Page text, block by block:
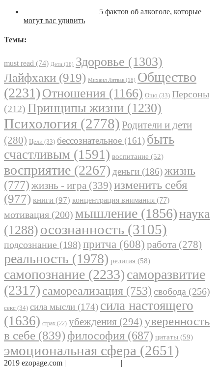
5 фактов об алкоголе, которые
могут вас удивить
Темы:
must read (74) Дети (16) Здоровье (1303)
Лайфхаки (919) Михаил Литвак (18) Общество
(2231) Отношения (1166) Ошо (33) Персоны
(212) Принципы жизни (1230)
Психология (2778) Родители и дети
(280) Цели (33) бессознательное (161) быть
счастливым (1591) воспитание (52)
восприятие (2267) деньги (186)жизнь
(777) жизнь - игра (339) изменить себя
(977) книги (97) концентрация внимания (77)
мотивация (200) мышление (1856)наука
(1288) осознанность (3105)
подсознание (198) притча (608) работа (278)
реальность (1978) религия (58)
самопознание (2233)саморазвитие
(2317) самореализация (753) свобода (256)
секс (34) сила мысли (174) сила настоящего
(1636) страх (22) убеждения (294) уверенность
в себе (839) философия (687) цитаты (59)
эмоциональная сфера (2651)
2019 ezopage.com | |